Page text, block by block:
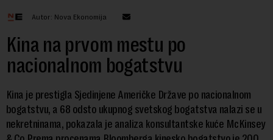
Autor: Nova Ekonomija
Kina na prvom mestu po
nacionalnom bogatstvu
Kina je prestigla Sjedinjene Američke Države po nacionalnom
bogatstvu, a 68 odsto ukupnog svetskog bogatstva nalazi se u
nekretninama, pokazala je analiza konsultantske kuće McKinsey